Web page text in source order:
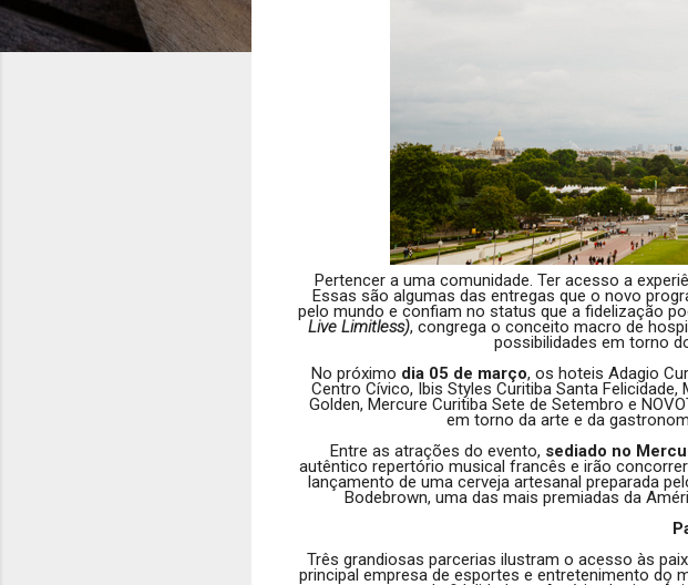
Pertencer a uma comunidade. Ter acesso a
Essas são algumas das entregas que o novo
pelo mundo e confiam no status que a fidelização
Live Limitless), congrega o conceito macro de
possibilidades em torno
No próximo dia 05 de março, os hoteis Adagio
Centro Cívico, Ibis Styles Curitiba Santa
Golden, Mercure Curitiba Sete de Setembro e
em torno da arte e da
Entre as atrações do evento, sediado no
autêntico repertório musical francês e irão
lançamento de uma cerveja artesanal preparada
Bodebrown, uma das mais premiadas da
Três grandiosas parcerias ilustram o acesso às
principal empresa de esportes e entretenimento do